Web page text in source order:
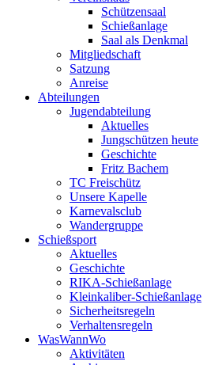
Schützensaal
Schießanlage
Saal als Denkmal
Mitgliedschaft
Satzung
Anreise
Abteilungen
Jugendabteilung
Aktuelles
Jungschützen heute
Geschichte
Fritz Bachem
TC Freischütz
Unsere Kapelle
Karnevalsclub
Wandergruppe
Schießsport
Aktuelles
Geschichte
RIKA-Schießanlage
Kleinkaliber-Schießanlage
Sicherheitsregeln
Verhaltensregeln
WasWannWo
Aktivitäten